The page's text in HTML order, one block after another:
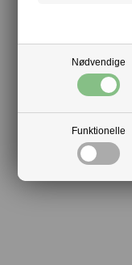
Nødvendige
Funktionelle